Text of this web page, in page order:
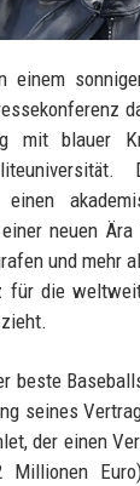
einem
mit blauer
neuen
und mehr
die
beste
seines
der einen
Millionen